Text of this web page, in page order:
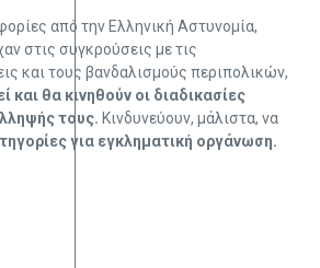
από την Ελληνική Αστυνομία,
στις συγκρούσεις με τις
και τους βανδαλισμούς περιπολικών,
και θα κινηθούν οι διαδικασίες
τους. Κινδυνεύουν, μάλιστα, να
για εγκληματική οργάνωση.